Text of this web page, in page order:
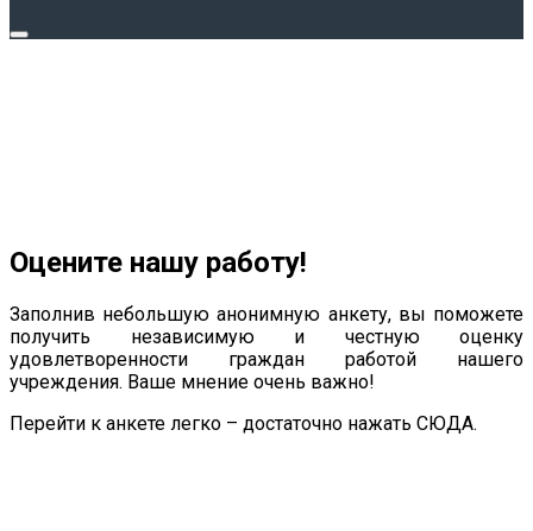
Оцените нашу работу!
Заполнив небольшую анонимную анкету, вы поможете
получить независимую и честную оценку
удовлетворенности граждан работой нашего
учреждения. Ваше мнение очень важно!
Перейти к анкете легко – достаточно нажать СЮДА.